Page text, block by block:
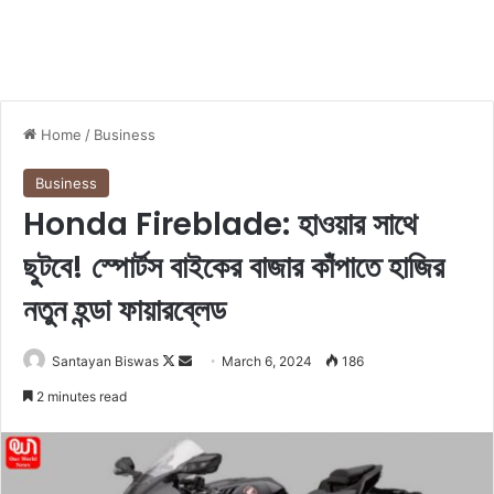
Home / Business
Business
Honda Fireblade: হাওয়ার সাথে
ছুটবে! স্পোর্টস বাইকের বাজার কাঁপাতে হাজির
নতুন হন্ডা ফায়ারব্লেড
Santayan Biswas
F
l
o
d
a
March 6, 2024 186
2 minutes read